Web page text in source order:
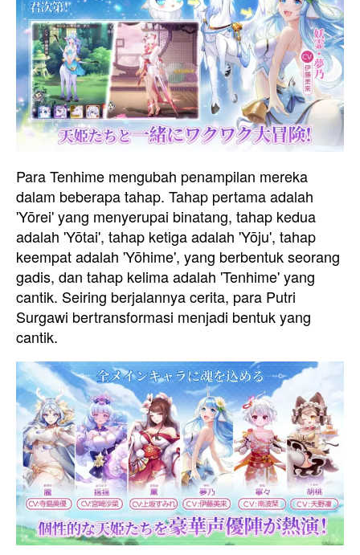
Para Tenhime mengubah penampilan mereka
dalam beberapa tahap. Tahap pertama adalah
'Yōrei' yang menyerupai binatang, tahap kedua
adalah 'Yōtai', tahap ketiga adalah 'Yōju', tahap
keempat adalah 'Yōhime', yang berbentuk seorang
gadis, dan tahap kelima adalah 'Tenhime' yang
cantik. Seiring berjalannya cerita, para Putri
Surgawi bertransformasi menjadi bentuk yang
cantik.